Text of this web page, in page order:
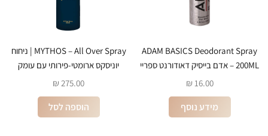
ADAM BASICS Deodorant Spray
200ML – אדם בייסיק דאודורנט ספריי
16.00
₪
מידע נוסף
MYTHOS – All Over Spray | ניחוח
יוניסקס ארומטי-פירותי עם עומק
עוצמתי
275.00
₪
הוספה לסל